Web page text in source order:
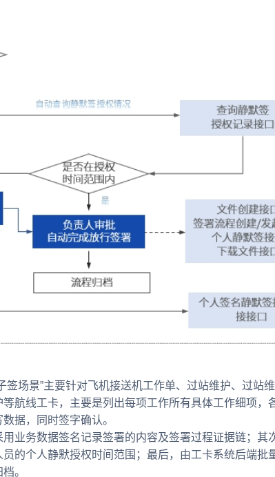
场景”主要针对飞机接送机工作单、过站维护、过站维
航线工卡，主要是列出每项工作所有具体工作细项，
据，同时签字确认。
业务数据签名记录签署的内容及签署过程证据链；其
的个人静默授权时间范围；最后，由工卡系统后端批
。